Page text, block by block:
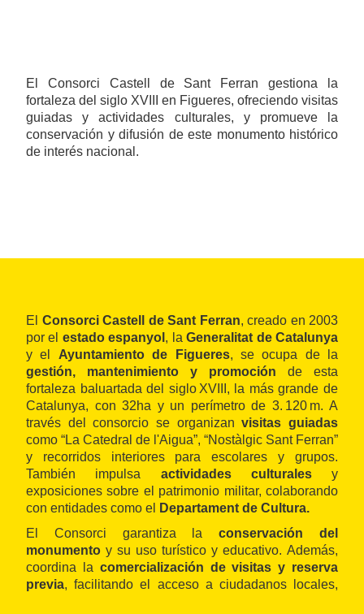
El Consorci Castell de Sant Ferran gestiona la
fortaleza del siglo XVIII en Figueres, ofreciendo visitas
guiadas y actividades culturales, y promueve la
conservación y difusión de este monumento histórico
de interés nacional.
El Consorci Castell de Sant Ferran, creado en 2003
por el estado espanyol , laGeneralitat de Catalunya
y el Ayuntamiento de Figueres, se ocupa de la
gestión, mantenimiento y promoción de esta
fortaleza baluartada del siglo XVIII, la más grande de
Catalunya, con 32ha y un perímetro de 3. 120 m. A
través del consorcio se organizanvisitas guiadas
como “La Catedral de l'Aigua”, “Nostàlgic Sant Ferran”
y recorridos interiores para escolares y grupos.
También impulsa actividades culturalesy
exposiciones sobre el patrimonio militar, colaborando
con entidades como el
Departament de Cultura.
El Consorci garantiza laconservación del
monumento y su uso turístico y educativo. Además,
coordina la comercialización de visitas y reserva
previa, facilitando el acceso a ciudadanos locales,